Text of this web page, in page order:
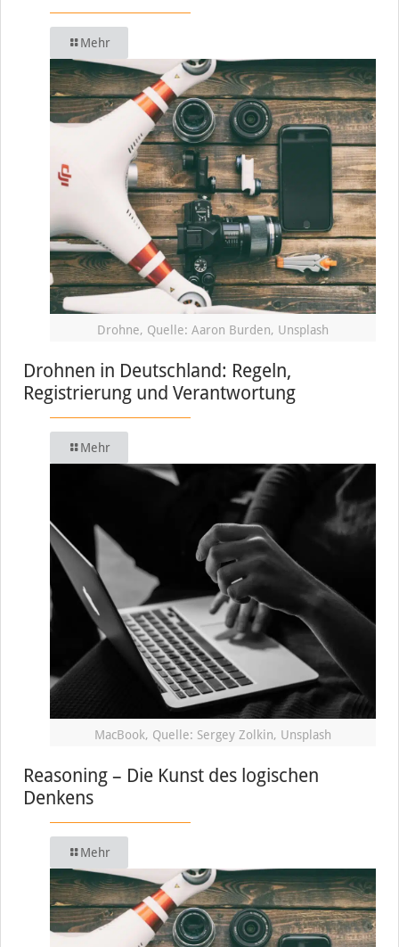
Mehr
Drohne, Quelle: Aaron Burden, Unsplash
Drohnen in Deutschland: Regeln,
Registrierung und Verantwortung
Mehr
MacBook, Quelle: Sergey Zolkin, Unsplash
Reasoning – Die Kunst des logischen
Denkens
Mehr